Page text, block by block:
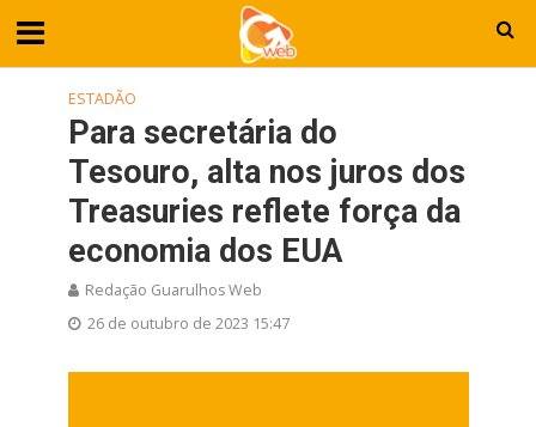
ESTADÃO
Para secretária do
Tesouro, alta nos juros dos
Treasuries reflete força da
economia dos EUA
Redação Guarulhos Web
26 de outubro de 2023 15:47